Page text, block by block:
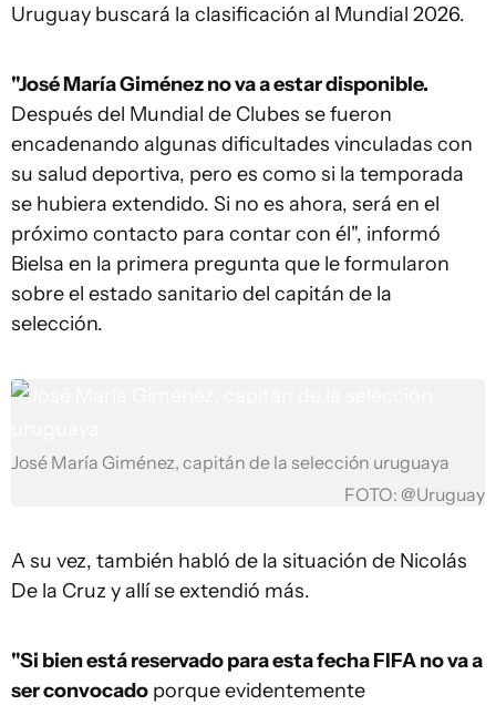
Uruguay buscará la clasificación al Mundial 2026.
"José María Giménez no va a estar disponible.
Después del Mundial de Clubes se fueron
encadenando algunas dificultades vinculadas con
su salud deportiva, pero es como si la temporada
se hubiera extendido. Si no es ahora, será en el
próximo contacto para contar con él", informó
Bielsa en la primera pregunta que le formularon
sobre el estado sanitario del capitán de la
selección.
José María Giménez, capitán de la selección uruguaya
FOTO: @Uruguay
A su vez, también habló de la situación de Nicolás
De la Cruz y allí se extendió más.
"Si bien está reservado para esta fecha FIFA no va a
ser convocado porque evidentemente